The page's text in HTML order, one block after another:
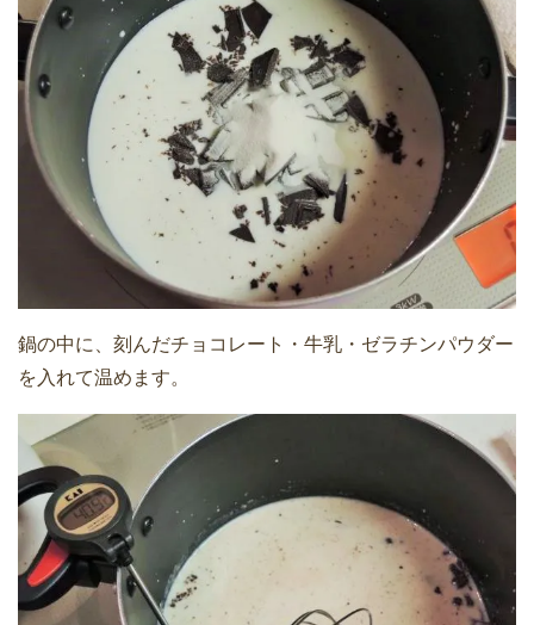
鍋の中に、刻んだチョコレート・牛乳・ゼラチンパウダー
を入れて温めます。